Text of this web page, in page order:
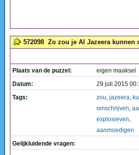
572098 Zo zou je Al Jazeera kunnen
Plaats van de puzzel:
eigen maaksel
Datum:
29 juli 2015
Tags:
zou, jazeera,
omschrijven,
explosieven,
aanmoedigen
Gelijkluidende vragen: